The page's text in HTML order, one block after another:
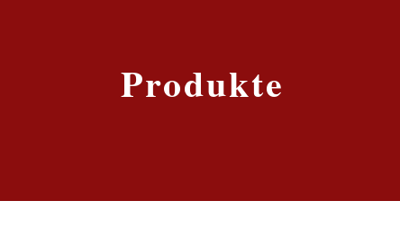
Produkte